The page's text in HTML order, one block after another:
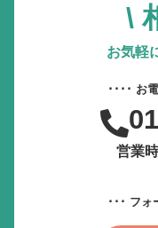
\
お気軽
････ お
営業
･･･ フォ